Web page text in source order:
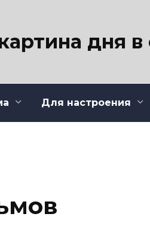
дня
Для настроения